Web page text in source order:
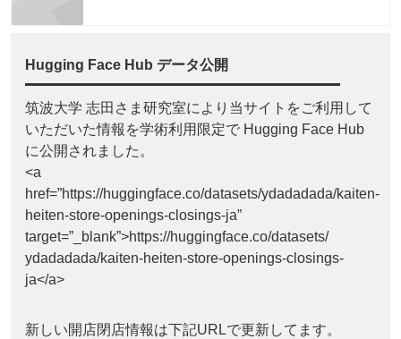
Hugging Face Hub データ公開
筑波大学 志田さま研究室により当サイトをご利用して
いただいた情報を学術利用限定で Hugging Face Hub
に公開されました。
<a
href=”https://huggingface.co/datasets/ydadadada/kaiten-
heiten-store-openings-closings-ja”
target=”_blank”>https://huggingface.co/datasets/
ydadadada/kaiten-heiten-store-openings-closings-
ja</a>
新しい開店閉店情報は下記URLで更新してます。